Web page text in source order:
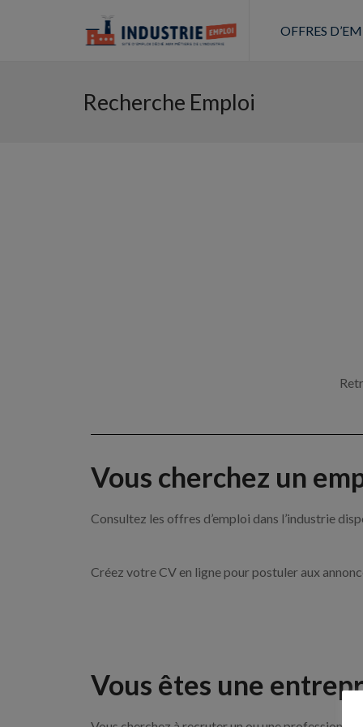
OFFRES
Recherche Emploi
Vous cherchez un
Consultez les offres d’emploi dans l’industrie
Créez votre CV en ligne pour postuler aux
Vous êtes une